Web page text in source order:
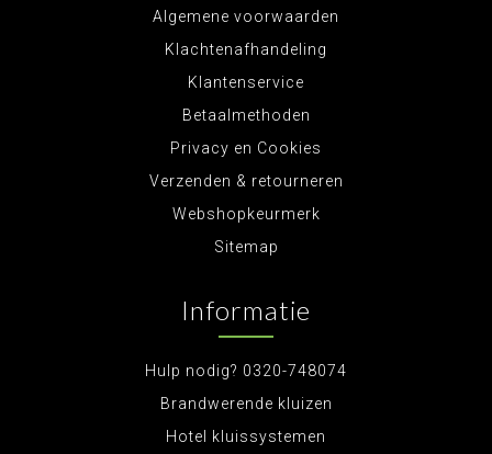
Algemene voorwaarden
Klachtenafhandeling
Klantenservice
Betaalmethoden
Privacy en Cookies
Verzenden & retourneren
Webshopkeurmerk
Sitemap
Informatie
Hulp nodig? 0320-748074
Brandwerende kluizen
Hotel kluissystemen